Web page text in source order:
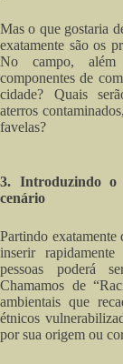
Mas o que gostaria
exatamente são os
No campo,
componentes de
cidade? Quais
aterros
favelas?
3. Introduzindo o
cenário
Partindo
inserir
pessoas poderá
Chamamos de
ambientais que
étnicos
por sua origem ou